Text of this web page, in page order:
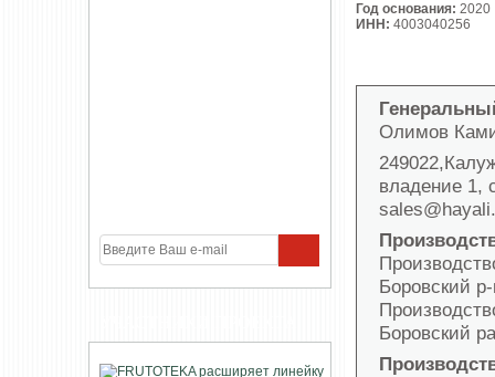
Год основания: 2020
ИНН: 4003040256
Олимов
владение 1,
Боровский
Боровский